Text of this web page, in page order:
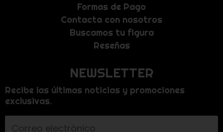
Formas de Pago
Contacta con nosotros
Buscamos tu figura
Reseñas
NEWSLETTER
Recibe las últimas noticias y promociones
exclusivas.